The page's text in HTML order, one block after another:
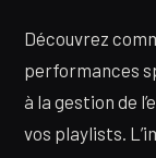
Découvrez
performances
à la gestion de
vos playlists.